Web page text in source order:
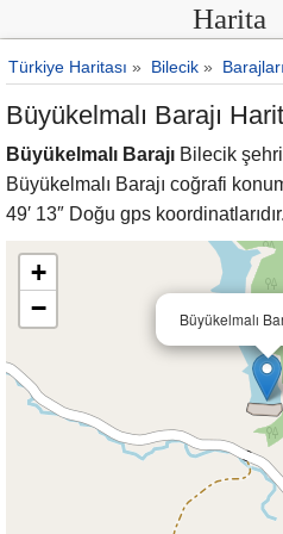
Harita
Türkiye Haritası » Bilecik » Barajları
Büyükelmalı Barajı
Büyükelmalı Barajı Bilecik
Büyükelmalı Barajı coğrafi
49′ 13″ Doğu gps koordinatlarıdır.
Büyükelmalı
+
−